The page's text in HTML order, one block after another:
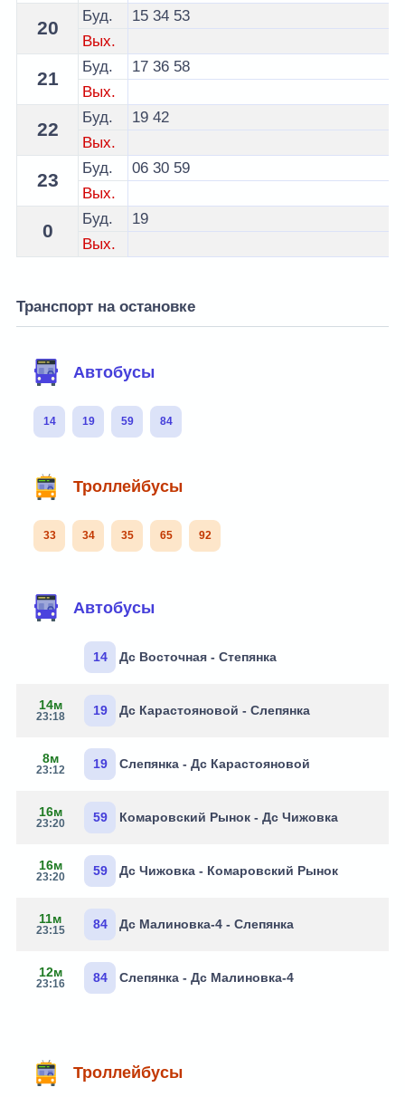
20
Буд. 15 34 53
Вых.
21
Буд. 17 36 58
Вых.
22
Буд. 19 42
Вых.
23
Буд. 06 30 59
Вых.
0
Буд.
19
Вых.
Транспорт на остановке
Автобусы
14 19 59 84
Троллейбусы
33 34 35 65 92
Автобусы
14 Дс Восточная - Степянка
14м
23:18 19 Дс Карастояновой - Слепянка
8м
23:12 19 Слепянка - Дс Карастояновой
16м
23:20 59 Комаровский Рынок - Дс Чижовка
16м
23:20 59 Дс Чижовка - Комаровский Рынок
11м
23:15 84 Дс Малиновка-4 - Слепянка
12м
23:16 84 Слепянка - Дс Малиновка-4
Троллейбусы